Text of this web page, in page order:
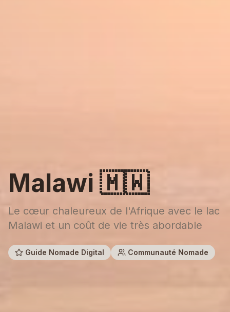
Malawi 🇲🇼
Le cœur chaleureux de l'Afrique avec le lac
Malawi et un coût de vie très abordable
Guide Nomade Digital Communauté Nomade